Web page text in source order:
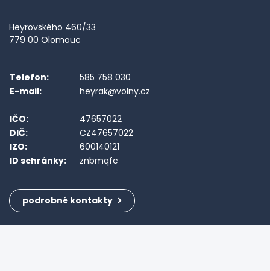
Heyrovského 460/33
779 00 Olomouc
Telefon:
585 758 030
E-mail:
heyrak@volny.cz
IČO:
47657022
DIČ:
CZ47657022
IZO:
600140121
ID schránky:
znbmqfc
podrobné kontakty